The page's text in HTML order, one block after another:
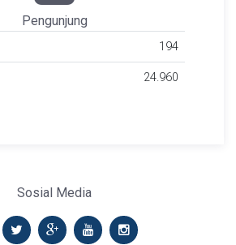
Pengunjung
194
24.960
Sosial Media